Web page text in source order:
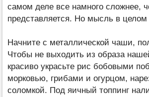
самом деле все намного сложнее,
представляется. Но мысль в целом
Начните с металлической чаши,
Чтобы не выходить из образа
красиво украсьте рис бобовыми
морковью, грибами и огурцом,
соломкой. Под яичный топпинг